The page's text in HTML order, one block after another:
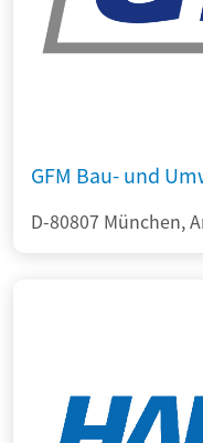
GFM Bau- und
D-80807 München,